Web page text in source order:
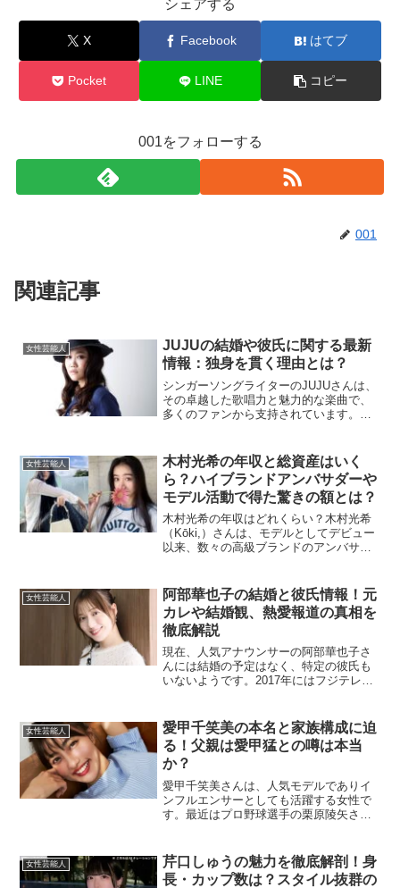
シェアする
X Facebook はてブ
Pocket LINE コピー
001をフォローする
001
関連記事
女性芸能人
JUJUの結婚や彼氏に関する最新
情報：独身を貫く理由とは？
シンガーソングライターのJUJUさんは、
その卓越した歌唱力と魅力的な楽曲で、
多くのファンから支持されています。そ
この記事では、JUJUさんの結婚や恋愛事
情について詳しく...
女性芸能人
木村光希の年収と総資産はいく
ら？ハイブランドアンバサダーや
モデル活動で得た驚きの額とは？
木村光希の年収はどれくらい？木村光希
（Kōki,）さんは、モデルとしてデビュー
以来、数々の高級ブランドのアンバサダ
に、またシャネルのアンバサダーにも就
任し、世界的に...
女性芸能人
阿部華也子の結婚と彼氏情報！元
カレや結婚観、熱愛報道の真相を
徹底解説
現在、人気アナウンサーの阿部華也子さ
んには結婚の予定はなく、特定の彼氏も
いないようです。2017年にはフジテレビ
交際が続いているかは不明です。また、
過去にはスタンディン...
女性芸能人
愛甲千笑美の本名と家族構成に迫
る！父親は愛甲猛との噂は本当
か？
愛甲千笑美さんは、人気モデルでありイ
ンフルエンサーとしても活躍する女性で
す。最近はプロ野球選手の栗原陵矢さん
ないでしょうか。今回は、愛甲千笑美さ
んの本名、父親との噂につ...
女性芸能人
芹口しゅうの魅力を徹底解剖！身
長・カップ数は？スタイル抜群の